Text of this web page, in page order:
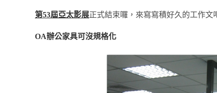
第53屆亞太影展正式結束囉，來寫寫積好久的工作文
OA辦公家具可沒規格化